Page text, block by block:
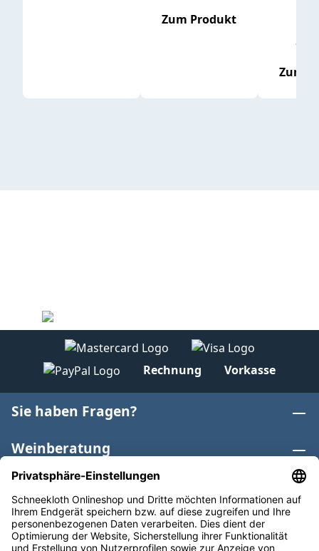
Zum Produkt
Zum
Rechnung Vorkasse
Sie haben Fragen?
Weinberatung
Informationen
Weinkategorien